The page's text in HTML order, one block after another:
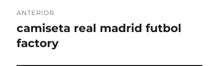
de
entradas
ANTERIOR
Entrada
anterior:
camiseta real madrid futbol
factory